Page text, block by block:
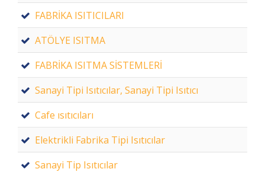
FABRİKA ISITICILARI
ATÖLYE ISITMA
FABRİKA ISITMA SİSTEMLERİ
Sanayi Tipi Isıtıcılar, Sanayi Tipi Isıtıcı
Cafe ısıtıcıları
Elektrikli Fabrika Tipi Isıtıcılar
Sanayi Tip Isıtıcılar